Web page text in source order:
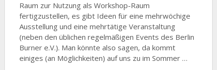
Raum zur Nutzung als Workshop-Raum
fertigzustellen, es gibt Ideen für eine mehrwöchige
Ausstellung und eine mehrtätige Veranstaltung
(neben den üblichen regelmäßigen Events des Berlin
Burner e.V.). Man könnte also sagen, da kommt
einiges (an Möglichkeiten) auf uns zu im Sommer …